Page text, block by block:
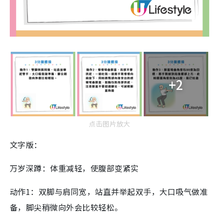
+2
点击图片放大
文字版：
万岁深蹲：体重减轻，使腹部变紧实
动作1：双脚与肩同宽，站直并举起双手，大口吸气做准
备，脚尖稍微向外会比较轻松。